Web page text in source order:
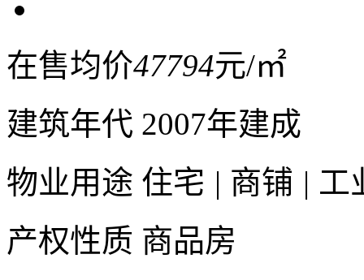
在售均价47794元/㎡
建筑年代 2007年建成
物业用途 住宅 | 商铺 | 工
产权性质 商品房